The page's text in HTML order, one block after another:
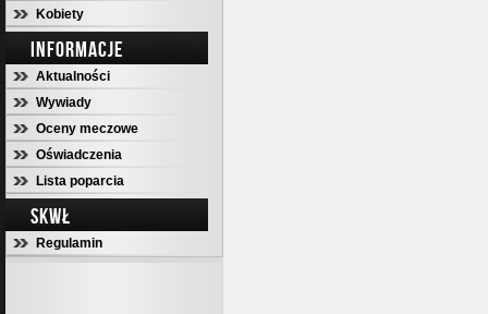
Kobiety
INFORMACJE
Aktualności
Wywiady
Oceny meczowe
Oświadczenia
Lista poparcia
SKWŁ
Regulamin